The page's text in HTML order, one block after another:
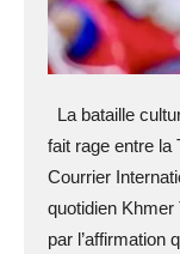
La bataille
fait rage entre la
Courrier
quotidien
par l’affirmation